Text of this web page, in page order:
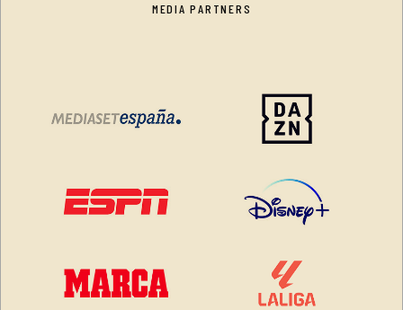
MEDIA PARTNERS